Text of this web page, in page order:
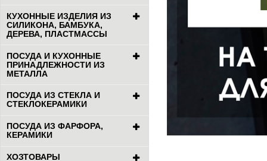
КУХОННЫЕ ИЗДЕЛИЯ ИЗ
СИЛИКОНА, БАМБУКА,
ДЕРЕВА, ПЛАСТМАССЫ
ПОСУДА И КУХОННЫЕ
ПРИНАДЛЕЖНОСТИ ИЗ
МЕТАЛЛА
ПОСУДА ИЗ СТЕКЛА И
СТЕКЛОКЕРАМИКИ
ПОСУДА ИЗ ФАРФОРА,
КЕРАМИКИ
ХОЗТОВАРЫ